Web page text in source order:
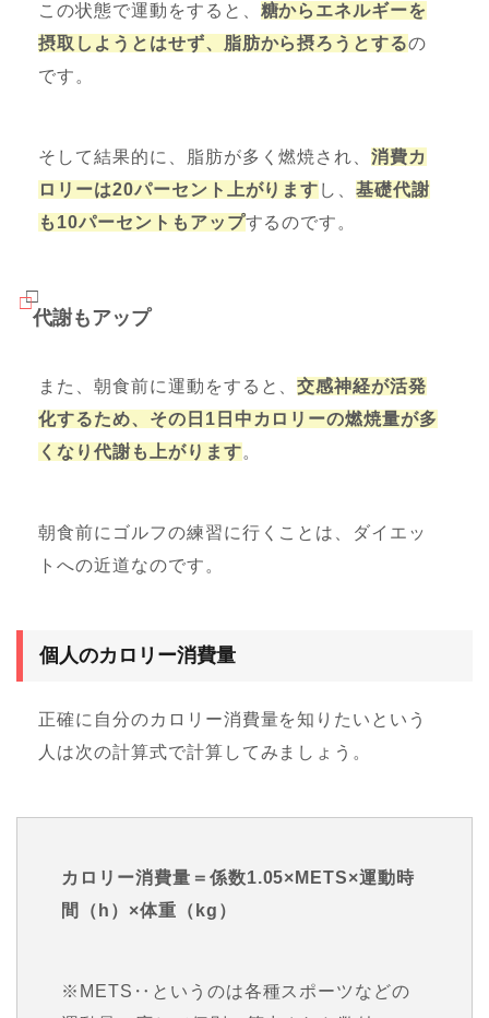
この状態で運動をすると、 糖からエネルギーを
摂取しようとはせず、脂肪から摂ろうとするの
です。
そして結果的に、脂肪が多く燃焼され、消費カ
ロリーは20パーセント上がります し、基礎代謝
も10パーセントもアップするのです。
代謝もアップ
また、朝食前に運動をすると、交感神経が活発
化するため、その日1日中カロリーの燃焼量が多
くなり代謝も上がります。
朝食前にゴルフの練習に行くことは、ダイエッ
トへの近道なのです。
個人のカロリー消費量
正確に自分のカロリー消費量を知りたいという
人は次の計算式で計算してみましょう。
カロリー消費量＝係数1.05×METS×運動時
間（h）×体重（kg）
※METS‥というのは各種スポーツなどの